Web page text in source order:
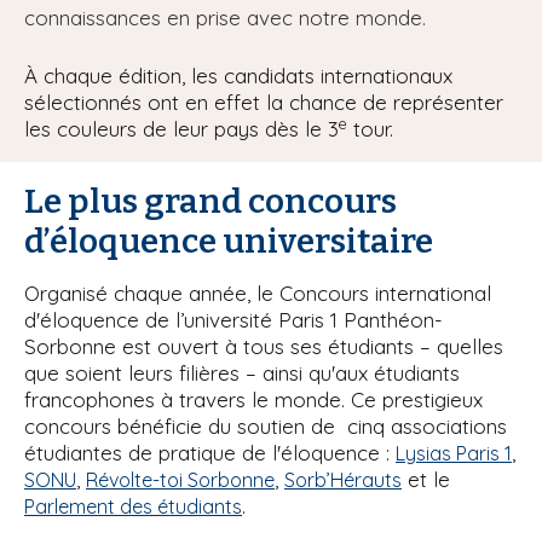
connaissances en prise avec notre monde.
À chaque édition, les candidats internationaux
sélectionnés ont en effet la chance de représenter
les couleurs de leur pays dès le 3e tour.
Le plus grand concours
d’éloquence universitaire
Organisé chaque année, le Concours international
d'éloquence de l’université Paris 1 Panthéon-
Sorbonne est ouvert à tous ses étudiants – quelles
que soient leurs filières – ainsi qu'aux étudiants
francophones à travers le monde. Ce prestigieux
concours bénéficie du soutien de cinq associations
étudiantes de pratique de l'éloquence : Lysias Paris 1
SONU Révolte-toi Sorbonne Sorb’Hérauts et le
Parlement des étudiants.